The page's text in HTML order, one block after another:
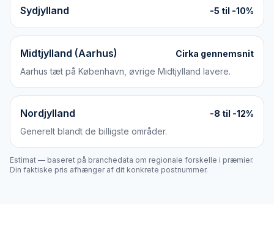
Sydjylland -5 til -10%
Midtjylland (Aarhus)
Cirka gennemsnit
Aarhus tæt på København, øvrige Midtjylland lavere.
Nordjylland
-8 til -12%
Generelt blandt de billigste områder.
Estimat — baseret på branchedata om regionale forskelle i præmier.
Din faktiske pris afhænger af dit konkrete postnummer.